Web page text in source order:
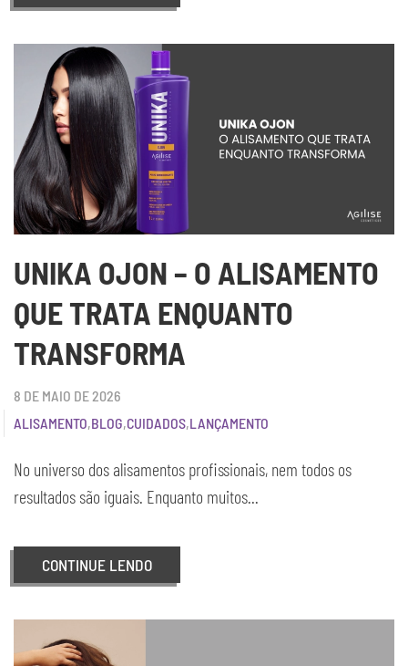
UNIKA OJON – O ALISAMENTO
QUE TRATA ENQUANTO
TRANSFORMA
8 DE MAIO DE 2026
ALISAMENTO,BLOG,CUIDADOS,LANÇAMENTO
No universo dos alisamentos profissionais, nem todos os
resultados são iguais. Enquanto muitos...
CONTINUE LENDO